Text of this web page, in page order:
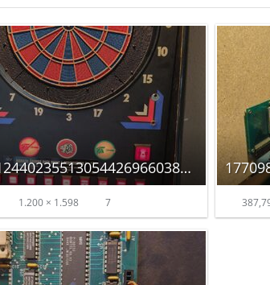
17709895124402355130544269660383_autoscaled.jpg
1.200 × 1.598 7